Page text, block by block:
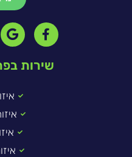
שירות